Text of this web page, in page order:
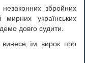
збройних
українських
довго судити.
їм вирок про